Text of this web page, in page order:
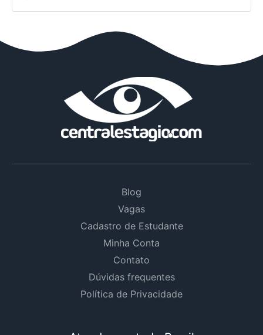
Blog
Vagas
Cadastro de Estudante
Minha Conta
Contato
Dúvidas frequentes
Política de Privacidade